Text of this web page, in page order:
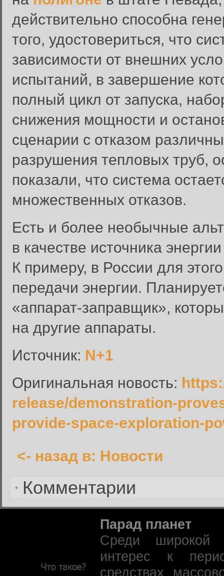
действительно способна
того, удостовериться, что
зависимости от внешних
испытаний, в завершение
полный цикл от запуска,
снижения мощности и
сценарии с отказом
разрушения тепловых труб,
показали, что система
множественных отказов.
Есть и более необычные
в качестве источника
К примеру, в России для
передачи энергии.
«аппарат-заправщик»,
на другие аппараты.
Источник: N+1
Оригинальная новость:
release/demonstration-
provide-space-exploration-
<- назад в: Новости
Комментарии
Вход в систему
Введите имя пользователя и
Вход в систему
Пароль:
Забыли пароль?
Парад планет
Среди широкой
интерес к
средствах